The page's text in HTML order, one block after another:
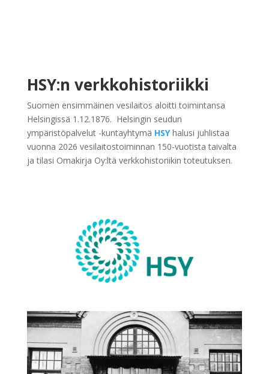
HSY:n verkkohistoriikki
Suomen ensimmäinen vesilaitos aloitti toimintansa
Helsingissä 1.12.1876. Helsingin seudun
ympäristöpalvelut -kuntayhtymä HSYhalusi juhlistaa
vuonna 2026 vesilaitostoiminnan 150-vuotista taivalta
ja tilasi Omakirja Oy:ltä verkkohistoriikin toteutuksen.